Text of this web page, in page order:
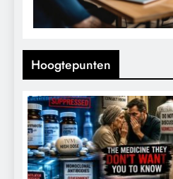
Hoogtepunten